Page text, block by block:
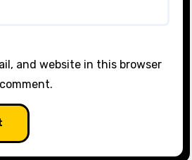
and website in this browser